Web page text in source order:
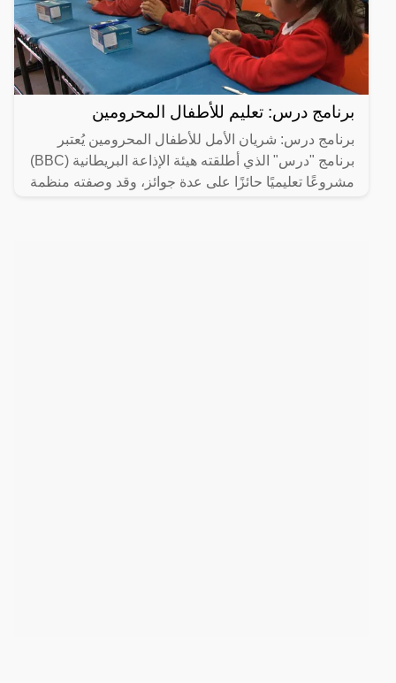
برنامج درس: تعليم للأطفال المحرومين
برنامج درس: شريان الأمل للأطفال المحرومين يُعتبر
برنامج "درس" الذي أطلقته هيئة الإذاعة البريطانية (BBC)
مشروعًا تعليميًا حائزًا على عدة جوائز، وقد وصفته منظمة